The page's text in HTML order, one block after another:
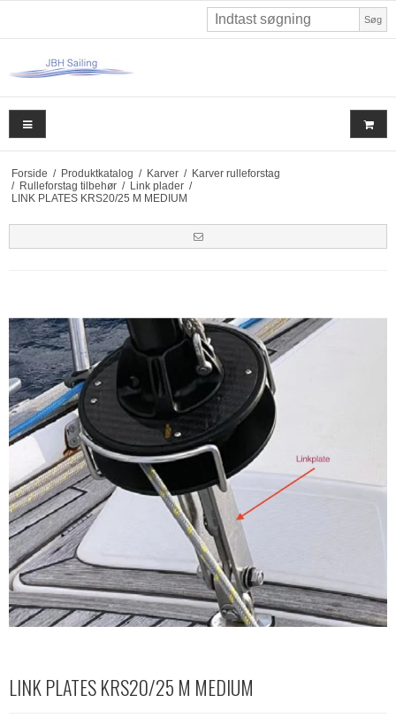
Søg
Forside / Produktkatalog / Karver / Karver rulleforstag
/ Rulleforstag tilbehør / Link plader /
LINK PLATES KRS20/25 M MEDIUM
LINK PLATES KRS20/25 M MEDIUM